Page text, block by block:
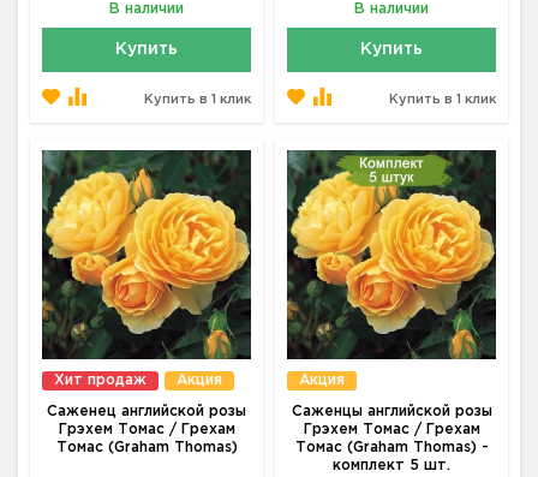
В наличии
Купить
Купить в 1 клик
В наличии
Купить
Купить в 1 клик
Хит продаж Акция
Саженец английской розы
Грэхем Томас / Грехам
Томас (Graham Thomas)
Акция
Саженцы английской розы
Грэхем Томас / Грехам
Томас (Graham Thomas) -
комплект 5 шт.